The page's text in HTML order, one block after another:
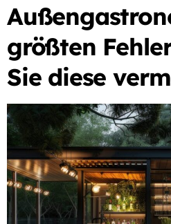
größten
Sie diese